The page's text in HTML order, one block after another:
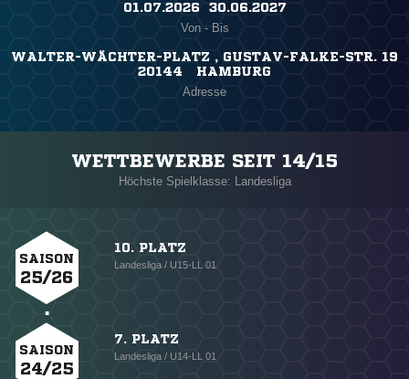
01.07.2026 ​ 30.06.2027
Von - Bis
WALTER-WÄCHTER-PLATZ , GUSTAV-FALKE-STR. 19
20144 HAMBURG
Adresse
WETTBEWERBE SEIT 14/15
Höchste Spielklasse: Landesliga
SAISON
25/26
10. PLATZ
Landesliga / U15-LL 01
SAISON
24/25
7. PLATZ
Landesliga / U14-LL 01